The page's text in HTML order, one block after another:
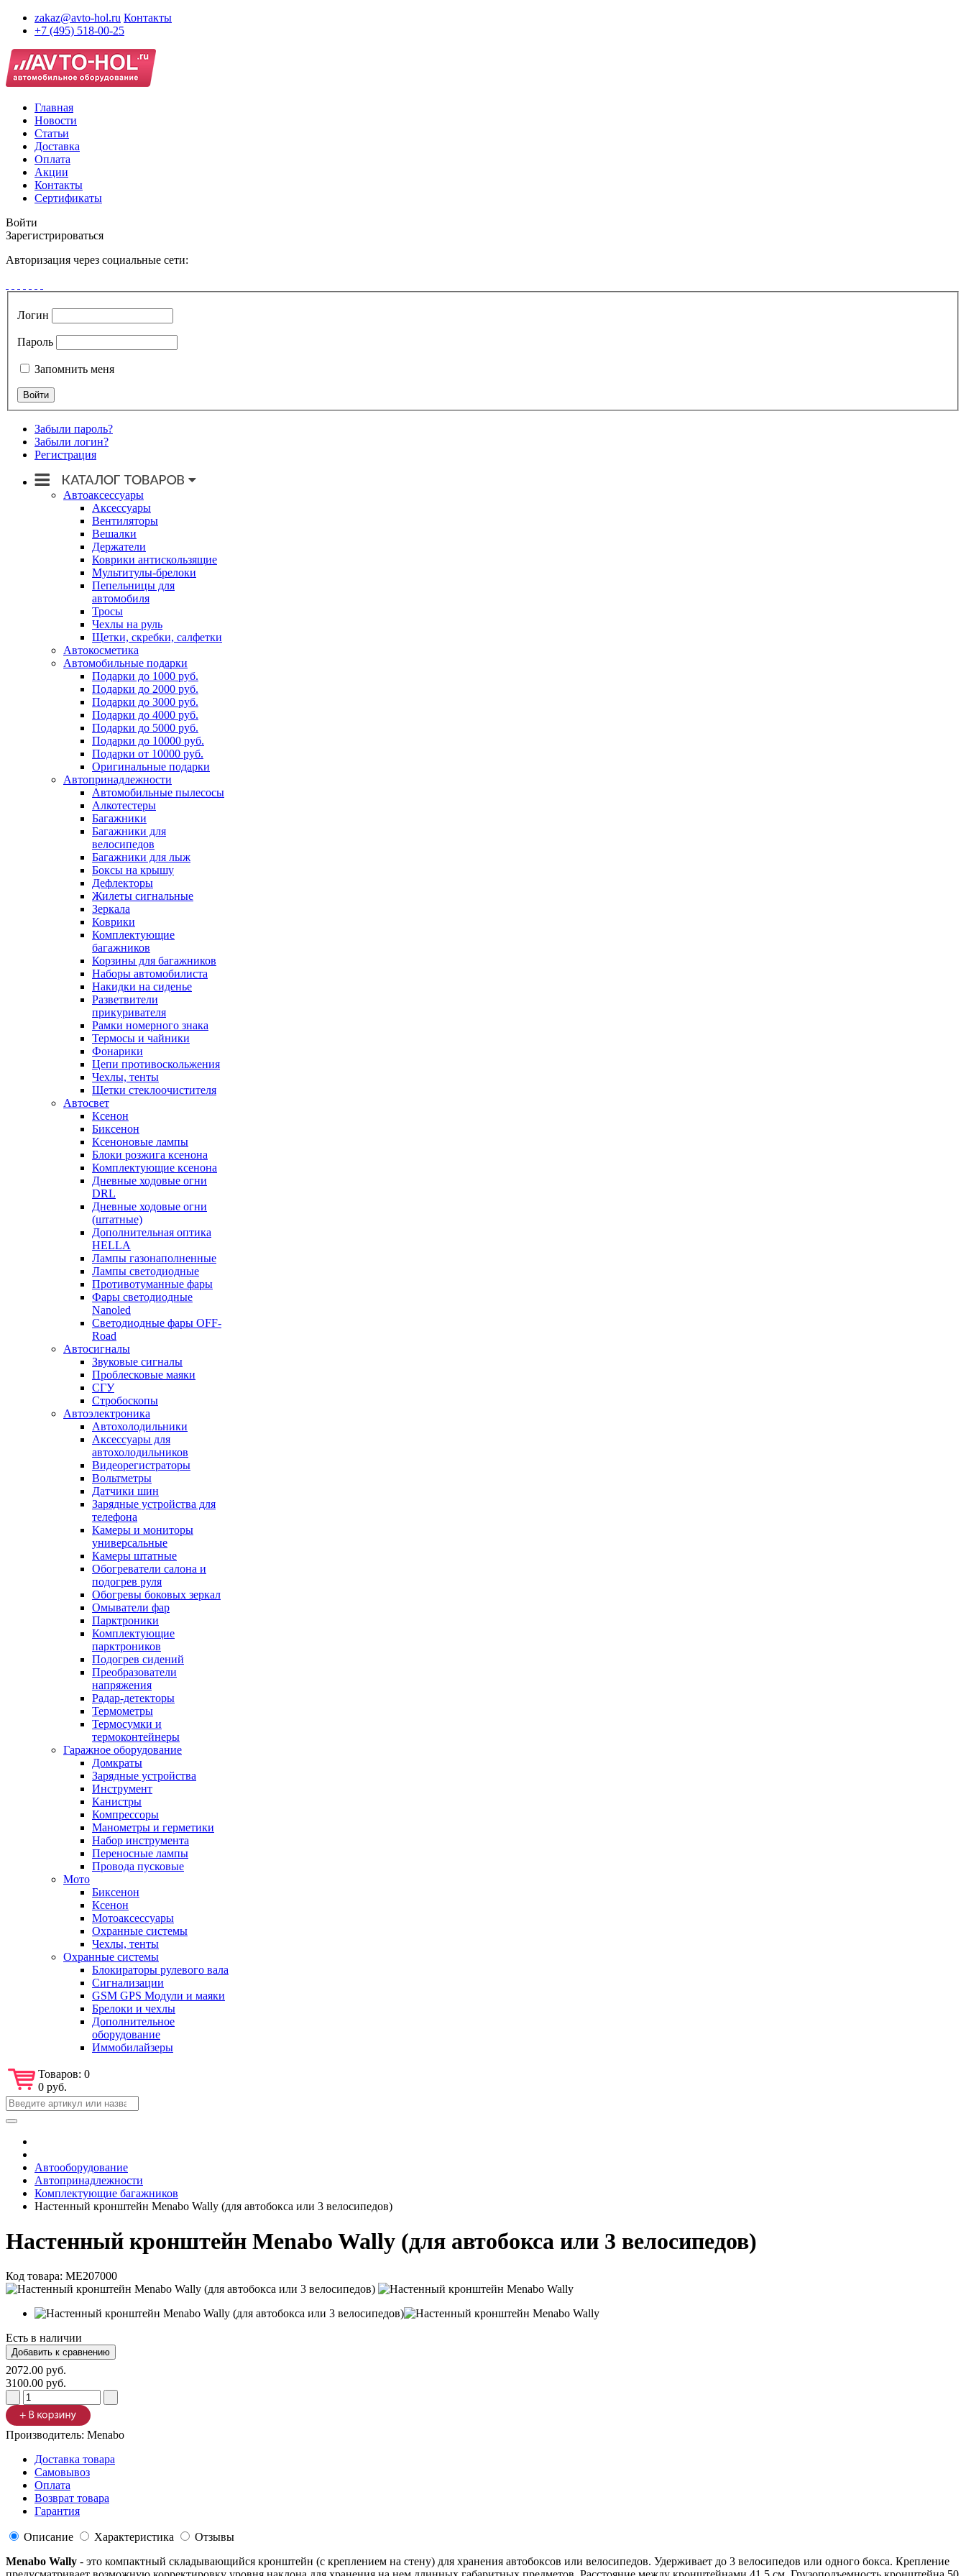
zakaz@avto-hol.ru Контакты
+7 (495) 518-00-25
Главная
Новости
Статьи
Доставка
Оплата
Акции
Контакты
Сертификаты
Войти
Зарегистрироваться
Авторизация через социальные сети:
Логин
Пароль
Запомнить меня
Забыли пароль?
Забыли логин?
Регистрация
Автоаксессуары
Аксессуары
Вентиляторы
Вешалки
Держатели
Коврики антискользящие
Мультитулы-брелоки
Пепельницы для
автомобиля
Тросы
Чехлы на руль
Щетки, скребки, салфетки
Автокосметика
Автомобильные подарки
Подарки до 1000 руб.
Подарки до 2000 руб.
Подарки до 3000 руб.
Подарки до 4000 руб.
Подарки до 5000 руб.
Подарки до 10000 руб.
Подарки от 10000 руб.
Оригинальные подарки
Автопринадлежности
Автомобильные пылесосы
Алкотестеры
Багажники
Багажники для
велосипедов
Багажники для лыж
Боксы на крышу
Дефлекторы
Жилеты сигнальные
Зеркала
Коврики
Комплектующие
багажников
Корзины для багажников
Наборы автомобилиста
Накидки на сиденье
Разветвители
прикуривателя
Рамки номерного знака
Термосы и чайники
Фонарики
Цепи противоскольжения
Чехлы, тенты
Щетки стеклоочистителя
Автосвет
Ксенон
Биксенон
Ксеноновые лампы
Блоки розжига ксенона
Комплектующие ксенона
Дневные ходовые огни
DRL
Дневные ходовые огни
(штатные)
Дополнительная оптика
HELLA
Лампы газонаполненные
Лампы светодиодные
Противотуманные фары
Фары светодиодные
Nanoled
Светодиодные фары OFF-
Road
Автосигналы
Звуковые сигналы
Проблесковые маяки
СГУ
Стробоскопы
Автоэлектроника
Автохолодильники
Аксессуары для
автохолодильников
Видеорегистраторы
Вольтметры
Датчики шин
Зарядные устройства для
телефона
Камеры и мониторы
универсальные
Камеры штатные
Обогреватели салона и
подогрев руля
Обогревы боковых зеркал
Омыватели фар
Парктроники
Комплектующие
парктроников
Подогрев сидений
Преобразователи
напряжения
Радар-детекторы
Термометры
Термосумки и
термоконтейнеры
Гаражное оборудование
Домкраты
Зарядные устройства
Инструмент
Канистры
Компрессоры
Манометры и герметики
Набор инструмента
Переносные лампы
Провода пусковые
Мото
Биксенон
Ксенон
Мотоаксессуары
Охранные системы
Чехлы, тенты
Охранные системы
Блокираторы рулевого вала
Сигнализации
GSM GPS Модули и маяки
Брелоки и чехлы
Дополнительное
оборудование
Иммобилайзеры
Товаров: 0
0 руб.
Автооборудование
Автопринадлежности
Комплектующие багажников
Настенный кронштейн Menabo Wally (для автобокса или 3 велосипедов)
Настенный кронштейн Menabo Wally (для автобокса или 3 велосипедов)
Код товара: ME207000
Есть в наличии
2072.00 руб.
3100.00 руб.
Производитель: Menabo
Доставка товара
Самовывоз
Оплата
Возврат товара
Гарантия
Описание Характеристика
Отзывы
Menabo Wally - это компактный складывающийся кронштейн (с креплением на стену) для хранения автобоксов или велосипедов. Удерживает до 3 велосипедов или одного бокса. Крепление